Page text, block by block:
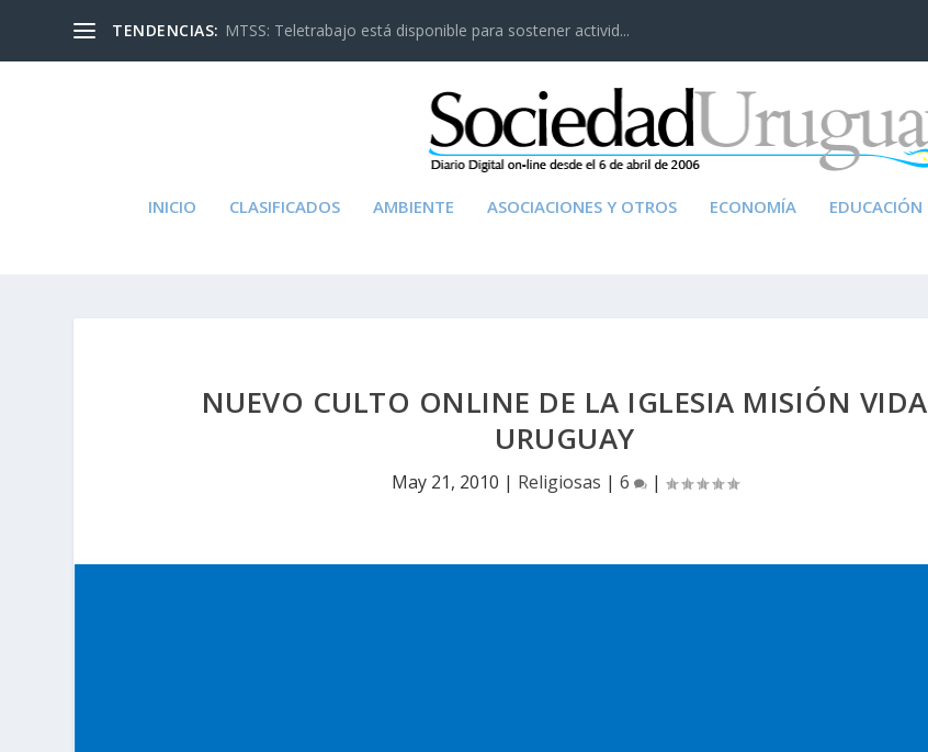
TENDENCIAS: MTSS: Teletrabajo está disponible para sostener activid...
INICIO CLASIFICADOS AMBIENTE ASOCIACIONES Y OTROS ECONOMÍA EDUCACIÓN
NUEVO CULTO ONLINE DE LA IGLESIA MISIÓN VIDA
URUGUAY
May 21, 2010 | Religiosas | 6 |